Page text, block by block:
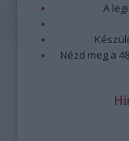
A
Nézd meg a